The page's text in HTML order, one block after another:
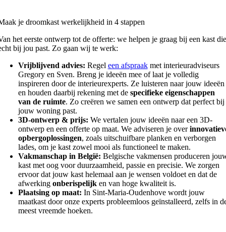
je droomkast werkelijkheid in 4 stappen
het eerste ontwerp tot de offerte: we helpen je graag bij een kast die
bij jou past. Zo gaan wij te werk:
Vrijblijvend advies: Regel een afspraakmet interieuradviseurs
Gregory en Sven. Breng je ideeën mee of laat je volledig
inspireren door de interieurexperts. Ze luisteren naar jouw ideeën
en houden daarbij rekening met de specifieke eigenschappen
van de ruimte. Zo creëren we samen een ontwerp dat perfect bij
jouw woning past.
3D-ontwerp & prijs: We vertalen jouw ideeën naar een 3D-
ontwerp en een offerte op maat. We adviseren je over
opbergoplossingen, zoals uitschuifbare planken en verborgen
lades, om je kast zowel mooi als functioneel te maken.
Vakmanschap in België: Belgische vakmensen produceren
kast met oog voor duurzaamheid, passie en precisie. We zorgen
ervoor dat jouw kast helemaal aan je wensen voldoet en dat de
afwerking onberispelijken van hoge kwaliteit is.
Plaatsing op maat: In Sint-Maria-Oudenhove wordt jouw
maatkast door onze experts probleemloos geïnstalleerd, zelfs in
meest vreemde hoeken.